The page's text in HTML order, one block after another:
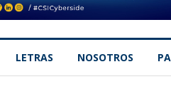
LETRAS NOSOTROS